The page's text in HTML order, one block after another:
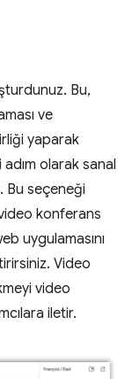
Bu,
ve
yaparak
olarak sanal
Bu seçeneği
konferans
uygulamasını
Video
video
iletir.